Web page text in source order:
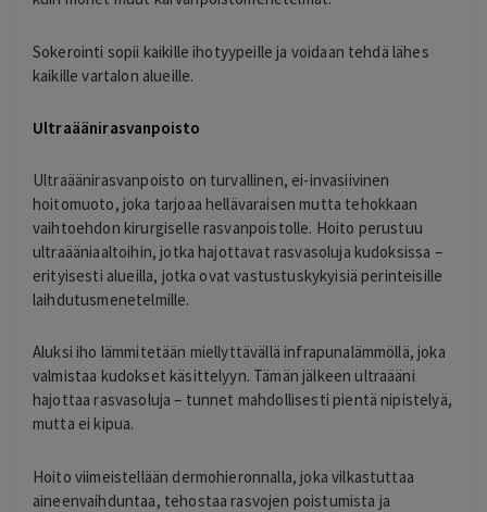
Sokerointi sopii kaikille ihotyypeille ja voidaan tehdä lähes
kaikille vartalon alueille.
Ultraäänirasvanpoisto
Ultraäänirasvanpoisto on turvallinen, ei-invasiivinen
hoitomuoto, joka tarjoaa hellävaraisen mutta tehokkaan
vaihtoehdon kirurgiselle rasvanpoistolle. Hoito perustuu
ultraääniaaltoihin, jotka hajottavat rasvasoluja kudoksissa –
erityisesti alueilla, jotka ovat vastustuskykyisiä perinteisille
laihdutusmenetelmille.
Aluksi iho lämmitetään miellyttävällä infrapunalämmöllä, joka
valmistaa kudokset käsittelyyn. Tämän jälkeen ultraääni
hajottaa rasvasoluja – tunnet mahdollisesti pientä nipistelyä,
mutta ei kipua.
Hoito viimeistellään dermohieronnalla, joka vilkastuttaa
aineenvaihduntaa, tehostaa rasvojen poistumista ja